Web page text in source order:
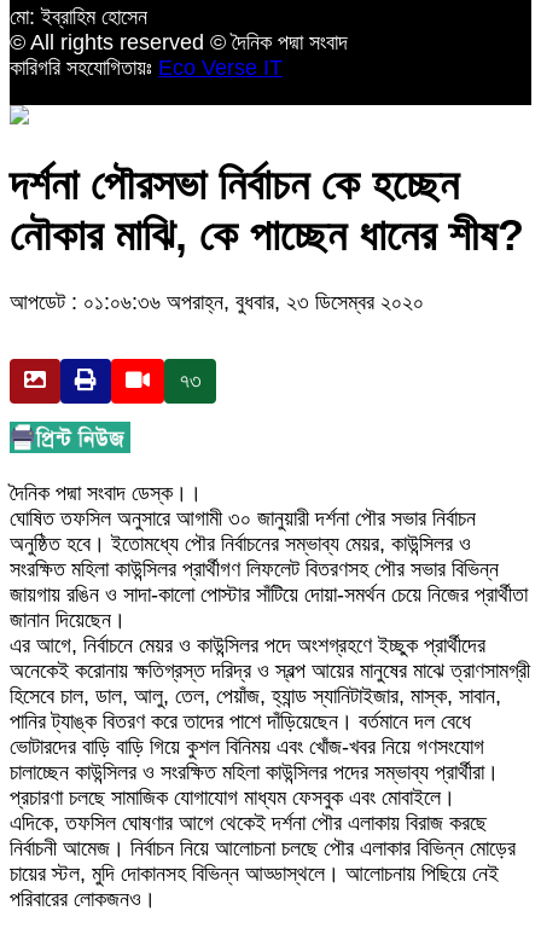
মো: ইব্রাহিম হোসেন
© All rights reserved © দৈনিক পদ্মা সংবাদ
কারিগরি সহযোগিতায়ঃ Eco Verse IT
দর্শনা পৌরসভা নির্বাচন কে হচ্ছেন
নৌকার মাঝি, কে পাচ্ছেন ধানের শীষ?
আপডেট : ০১:০৬:৩৬ অপরাহ্ন, বুধবার, ২৩ ডিসেম্বর ২০২০
৭৩
দৈনিক পদ্মা সংবাদ ডেস্ক।।
ঘোষিত তফসিল অনুসারে আগামী ৩০ জানুয়ারী দর্শনা পৌর সভার নির্বাচন
অনুষ্ঠিত হবে। ইতোমধ্যে পৌর নির্বাচনের সম্ভাব্য মেয়র, কাউন্সিলর ও
সংরক্ষিত মহিলা কাউন্সিলর প্রার্থীগণ লিফলেট বিতরণসহ পৌর সভার বিভিন্ন
জায়গায় রঙিন ও সাদা-কালো পোস্টার সাঁটিয়ে দোয়া-সমর্থন চেয়ে নিজের প্রার্থীতা
জানান দিয়েছেন।
এর আগে, নির্বাচনে মেয়র ও কাউন্সিলর পদে অংশগ্রহণে ইচ্ছুক প্রার্থীদের
অনেকেই করোনায় ক্ষতিগ্রস্ত দরিদ্র ও স্বল্প আয়ের মানুষের মাঝে ত্রাণসামগ্রী
হিসেবে চাল, ডাল, আলু, তেল, পেয়াঁজ, হ্যান্ড স্যানিটাইজার, মাস্ক, সাবান,
পানির ট্যাঙ্ক বিতরণ করে তাদের পাশে দাঁড়িয়েছেন। বর্তমানে দল বেধে
ভোটারদের বাড়ি বাড়ি গিয়ে কুশল বিনিময় এবং খোঁজ-খবর নিয়ে গণসংযোগ
চালাচ্ছেন কাউন্সিলর ও সংরক্ষিত মহিলা কাউন্সিলর পদের সম্ভাব্য প্রার্থীরা।
প্রচারণা চলছে সামাজিক যোগাযোগ মাধ্যম ফেসবুক এবং মোবাইলে।
এদিকে, তফসিল ঘোষণার আগে থেকেই দর্শনা পৌর এলাকায় বিরাজ করছে
নির্বাচনী আমেজ। নির্বাচন নিয়ে আলোচনা চলছে পৌর এলাকার বিভিন্ন মোড়ের
চায়ের স্টল, মুদি দোকানসহ বিভিন্ন আড্ডাস্থলে। আলোচনায় পিছিয়ে নেই
পরিবারের লোকজনও।